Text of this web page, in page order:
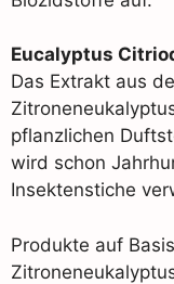
Eucalyptus
Das Extrakt aus
pflanzlichen
wird schon
Insektenstiche
Produkte auf